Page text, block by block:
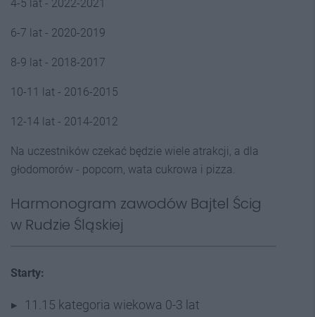
4-5 lat - 2022-2021
6-7 lat - 2020-2019
8-9 lat - 2018-2017
10-11 lat - 2016-2015
12-14 lat - 2014-2012
Na uczestników czekać będzie wiele atrakcji, a dla
głodomorów - popcorn, wata cukrowa i pizza.
Harmonogram zawodów Bajtel Ścig
w Rudzie Śląskiej
Starty:
11.15 kategoria wiekowa 0-3 lat